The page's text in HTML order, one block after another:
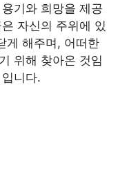
기와 희망을 제공
자신의 주위에 있
게 해주며, 어떠한
위해 찾아온 것임
니다.